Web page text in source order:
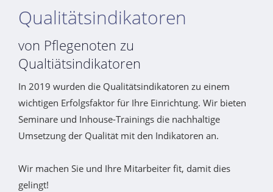
Qualitätsindikatoren
von Pflegenoten zu
Qualtiätsindikatoren
In 2019 wurden die Qualitätsindikatoren zu einem
wichtigen Erfolgsfaktor für Ihre Einrichtung. Wir bieten
Seminare und Inhouse-Trainings die nachhaltige
Umsetzung der Qualität mit den Indikatoren an.
Wir machen Sie und Ihre Mitarbeiter fit, damit dies
gelingt!